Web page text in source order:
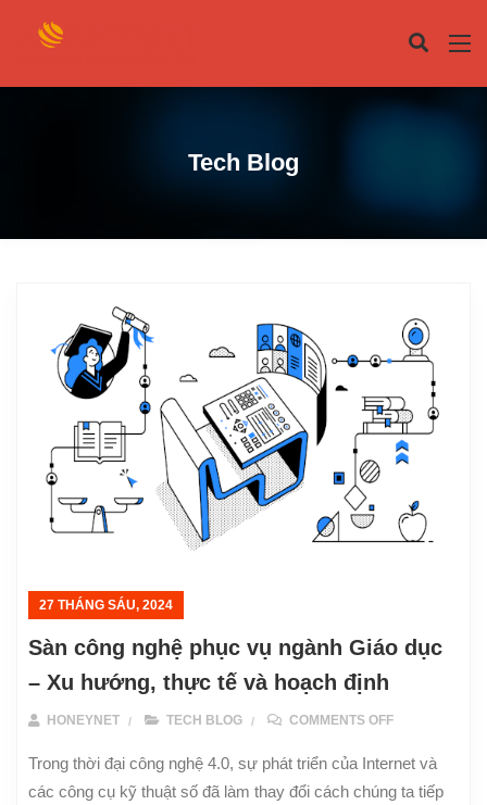
Tech Blog
27 THÁNG SÁU, 2024
Sàn công nghệ phục vụ ngành Giáo dục
– Xu hướng, thực tế và hoạch định
HONEYNET TECH BLOG COMMENTS OFF
Trong thời đại công nghệ 4.0, sự phát triển của Internet và
các công cụ kỹ thuật số đã làm thay đổi cách chúng ta tiếp